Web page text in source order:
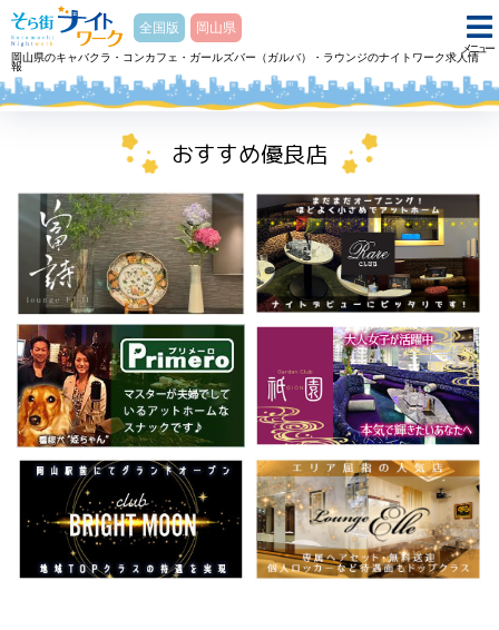
メニュー
そら街ナイトワーク
全国版
岡山県
岡山県のキャバクラ・コンカフェ・ガールズバー（ガルバ）・ラウンジのナイトワーク求人情
報
ホーム ラウンジ ラウンジ富詩フジのアルバイト・求人
おすすめ優良店